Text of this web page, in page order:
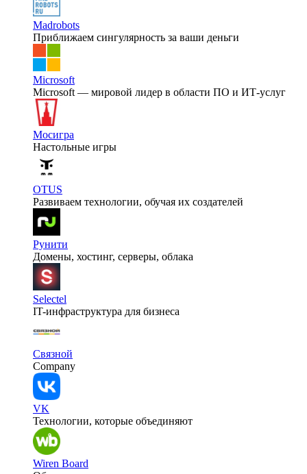
Madrobots
Приближаем сингулярность за ваши деньги
Microsoft
Microsoft — мировой лидер в области ПО и ИТ-услуг
Мосигра
Настольные игры
OTUS
Развиваем технологии, обучая их создателей
Рунити
Домены, хостинг, серверы, облака
Selectel
IT-инфраструктура для бизнеса
Связной
Company
VK
Технологии, которые объединяют
Wiren Board